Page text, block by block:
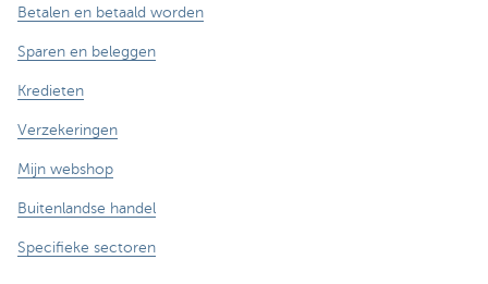
Betalen en betaald worden
Sparen en beleggen
Kredieten
Verzekeringen
Mijn webshop
Buitenlandse handel
Specifieke sectoren